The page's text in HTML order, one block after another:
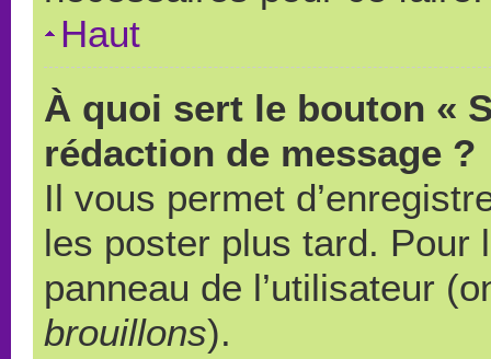
Haut
À quoi sert le bouton «
rédaction de message ?
Il vous permet
les poster plus tard. Pour
panneau de l’utilisateur
brouillons).